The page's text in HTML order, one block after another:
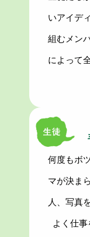
いアイデ
組むメン
によって
何度もボ
マが決ま
人、写真
よく仕